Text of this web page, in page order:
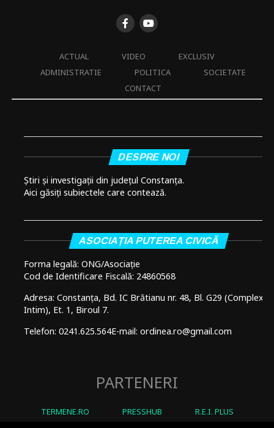
ACTUAL VIDEO
EXCLUSIV
ADMINISTRATIE
POLITICA
SOCIETATE
CONTACT
DESPRE NOI
Știri și investigații din județul Constanța.
Aici găsiți subiectele care contează.
ASOCIAȚIA PUTEREA CIVICĂ
Forma legală: ONG/Asociație
Cod de Identificare Fiscală: 24860568
Adresa: Constanța, Bd. IC Brătianu nr. 48, Bl. G29 (Complex
Intim), Et. 1, Biroul 7.
Telefon: 0241.625.564E-mail: ordinea.ro@gmail.com
PARTENERI
TERMENE.RO PRESSHUB R.E.I. PLUS